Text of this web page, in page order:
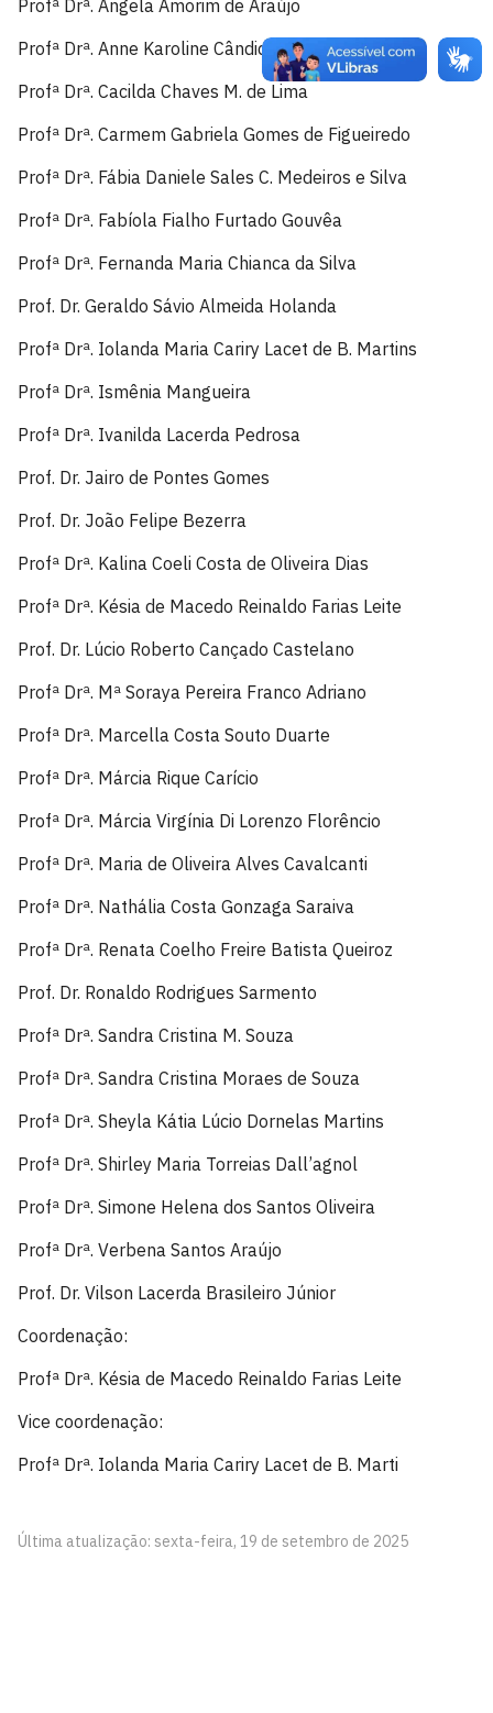
Profª Drª. Angela Amorim de Araújo
Profª Drª. Anne Karoline Cândido Araújo
Profª Drª. Cacilda Chaves M. de Lima
Profª Drª. Carmem Gabriela Gomes de Figueiredo
Profª Drª. Fábia Daniele Sales C. Medeiros e Silva
Profª Drª. Fabíola Fialho Furtado Gouvêa
Profª Drª. Fernanda Maria Chianca da Silva
Prof. Dr. Geraldo Sávio Almeida Holanda
Profª Drª. Iolanda Maria Cariry Lacet de B. Martins
Profª Drª. Ismênia Mangueira
Profª Drª. Ivanilda Lacerda Pedrosa
Prof. Dr. Jairo de Pontes Gomes
Prof. Dr. João Felipe Bezerra
Profª Drª. Kalina Coeli Costa de Oliveira Dias
Profª Drª. Késia de Macedo Reinaldo Farias Leite
Prof. Dr. Lúcio Roberto Cançado Castelano
Profª Drª. Mª Soraya Pereira Franco Adriano
Profª Drª. Marcella Costa Souto Duarte
Profª Drª. Márcia Rique Carício
Profª Drª. Márcia Virgínia Di Lorenzo Florêncio
Profª Drª. Maria de Oliveira Alves Cavalcanti
Profª Drª. Nathália Costa Gonzaga Saraiva
Profª Drª. Renata Coelho Freire Batista Queiroz
Prof. Dr. Ronaldo Rodrigues Sarmento
Profª Drª. Sandra Cristina M. Souza
Profª Drª. Sandra Cristina Moraes de Souza
Profª Drª. Sheyla Kátia Lúcio Dornelas Martins
Profª Drª. Shirley Maria Torreias Dall’agnol
Profª Drª. Simone Helena dos Santos Oliveira
Profª Drª. Verbena Santos Araújo
Prof. Dr. Vilson Lacerda Brasileiro Júnior
Coordenação:
Profª Drª. Késia de Macedo Reinaldo Farias Leite
Vice coordenação:
Profª Drª. Iolanda Maria Cariry Lacet de B. Marti
Última atualização: sexta-feira, 19 de setembro de 2025